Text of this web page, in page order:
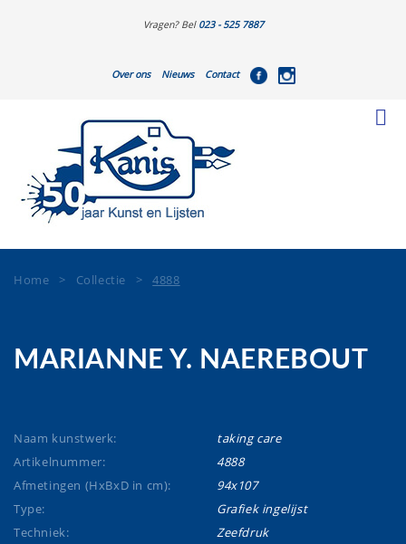
Vragen? Bel 023 - 525 7887
Over ons Nieuws Contact
Home > Collectie >4888
MARIANNE Y. NAEREBOUT
Naam kunstwerk:
taking care
Artikelnummer:
4888
Afmetingen (HxBxD in cm):
94x107
Type:
Grafiek ingelijst
Techniek:
Zeefdruk